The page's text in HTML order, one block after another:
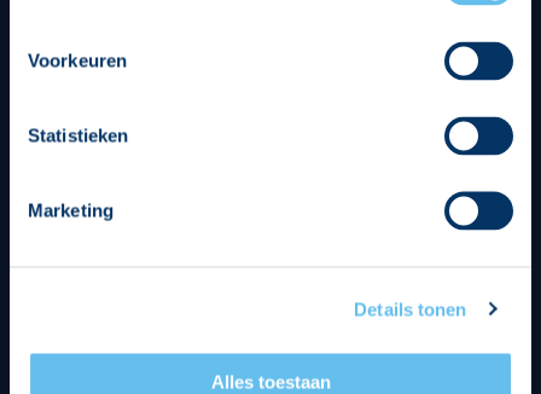
beheren op de privacy- en cookieverklaring pagina.
Voorkeuren
Statistieken
Marketing
Details tonen
Alles toestaan